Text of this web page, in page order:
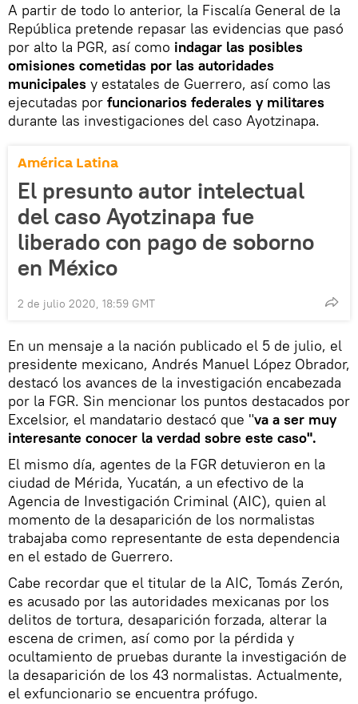
A partir de todo lo anterior, la Fiscalía General de la
República pretende repasar las evidencias que pasó
por alto la PGR, así como indagar las posibles
omisiones cometidas por las autoridades
municipales y estatales de Guerrero, así como las
ejecutadas por funcionarios federales y militares
durante las investigaciones del caso Ayotzinapa.
América Latina
El presunto autor intelectual
del caso Ayotzinapa fue
liberado con pago de soborno
en México
2 de julio 2020, 18:59 GMT
En un mensaje a la nación publicado el 5 de julio, el
presidente mexicano, Andrés Manuel López Obrador,
destacó los avances de la investigación encabezada
por la FGR. Sin mencionar los puntos destacados por
Excelsior, el mandatario destacó que "va a ser muy
interesante conocer la verdad sobre este caso".
El mismo día, agentes de la FGR detuvieron en la
ciudad de Mérida, Yucatán, a un efectivo de la
Agencia de Investigación Criminal (AIC), quien al
momento de la desaparición de los normalistas
trabajaba como representante de esta dependencia
en el estado de Guerrero.
Cabe recordar que el titular de la AIC, Tomás Zerón,
es acusado por las autoridades mexicanas por los
delitos de tortura, desaparición forzada, alterar la
escena de crimen, así como por la pérdida y
ocultamiento de pruebas durante la investigación de
la desaparición de los 43 normalistas. Actualmente,
el exfuncionario se encuentra prófugo.